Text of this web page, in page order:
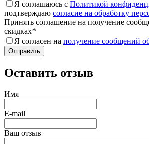
Я соглашаюсь с Политикой
подтверждаю согласие на обработку
Принять соглашение на получение
скидках*
Я согласен на получение сообщений
Оставить отзыв
Имя
E-mail
Ваш отзыв